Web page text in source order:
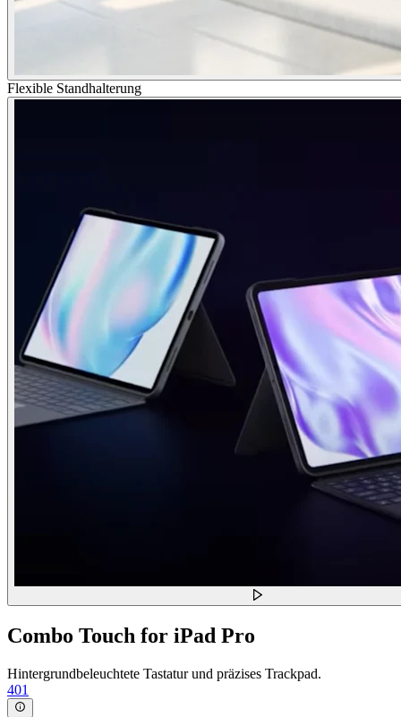
Flexible Standhalterung
Combo Touch for iPad Pro
Hintergrundbeleuchtete Tastatur und präzises Trackpad.
401